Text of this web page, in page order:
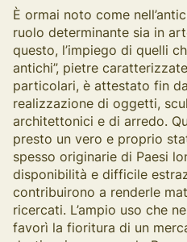
È ormai noto come
ruolo determinante sia in
questo, l’impiego di quelli
antichi”, pietre
particolari, è attestato fin
realizzazione di oggetti,
architettonici e di arredo.
presto un vero e proprio
spesso originarie di Paesi
disponibilità e difficile
contribuirono a renderle
ricercati. L’ampio uso che
favorì la fioritura di un